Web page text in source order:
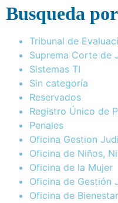
Busqueda
Tribunal de
Suprema Corte de
Sistemas TI
Sin categoría
Reservados
Registro Único de
Penales
Oficina Gestion
Oficina de Niños,
Oficina de la Mujer
Oficina de Gestión
Oficina de